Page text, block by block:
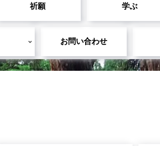
祈願 学ぶ
お問い合わせ